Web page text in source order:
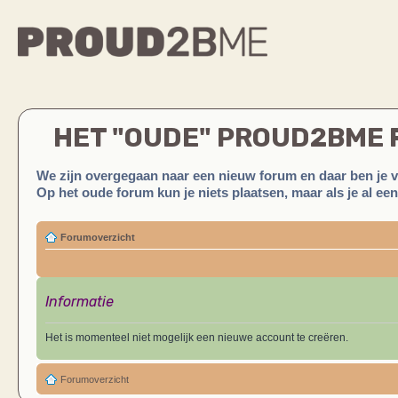
HET "OUDE" PROUD2BME
We zijn overgegaan naar een nieuw forum en daar ben je
Op het oude forum kun je niets plaatsen, maar als je al
Forumoverzicht
Informatie
Het is momenteel niet mogelijk een nieuwe account te creëren.
Forumoverzicht